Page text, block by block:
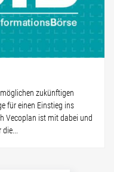
zukünftigen
für einen Einstieg ins
Vecoplan ist mit dabei und
die...